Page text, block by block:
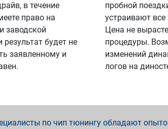
в течение
право на
заводской
будет не
заявленному и
пробной
устраивают все
Цена не
процедуры.
изменений
логов на
по чип тюнингу обладают